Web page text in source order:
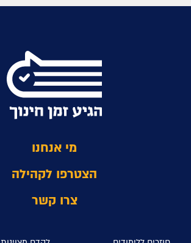
מי אנחנו
הצטרפו לקהילה
צרו קשר